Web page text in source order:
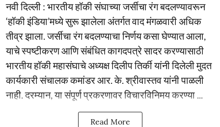
नवी दिल्ली : भारतीय हॉकी संघाच्या जर्सीचा रंग बदलण्यावरून
‘हॉकी इंडिया’मध्ये सुरू झालेला अंतर्गत वाद मंगळवारी अधिक
तीव्र झाला. जर्सीचा रंग बदलण्याचा निर्णय कसा घेण्यात आला,
याचे स्पष्टीकरण आणि संबंधित कागदपत्रे सादर करण्यासाठी
भारतीय हॉकी महासंघाचे अध्यक्ष दिलीप तिर्की यांनी दिलेली मुदत
कार्यकारी संचालक कमांडर आर. के. श्रीवास्तव यांनी पाळली
नाही. दरम्यान, या संपूर्ण प्रकरणावर विचारविनिमय करण्या ...
Read More